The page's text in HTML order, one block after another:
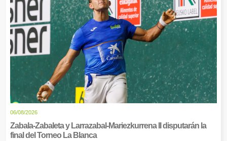
06/08/2026
Zabala-Zabaleta y Larrazabal-Mariezkurrena II disputarán la
final del Torneo La Blanca